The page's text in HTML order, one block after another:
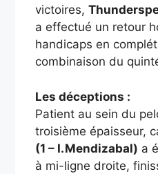
victoires,
a effectué un retour
handicaps en
combinaison du
Les déceptions :
Patient au sein du
troisième épaisseur,
(1 – I. Mendizabal) a
à mi-ligne droite,